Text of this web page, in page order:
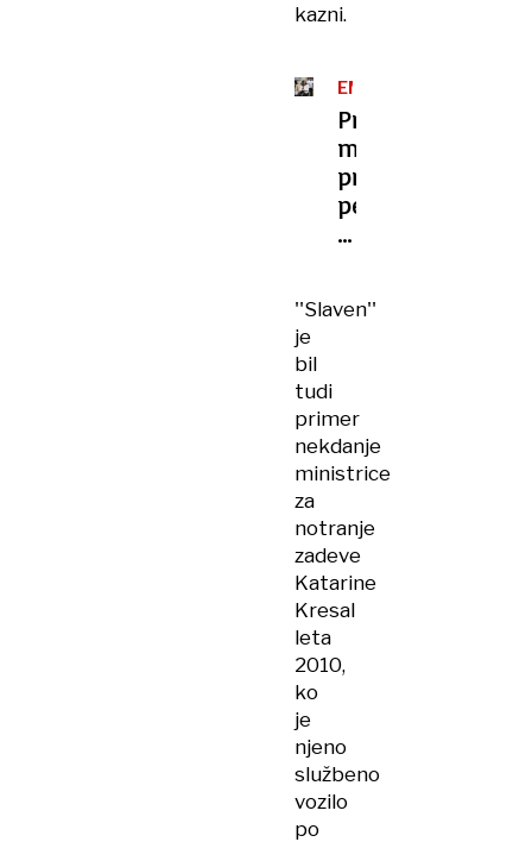
kazni.
EMILIJA
STOJMENOVA
DUH
Prehitra
ministrica:
pred
petkovo
interpelacijo
izgubila
''Slaven''
je
bil
tudi
primer
nekdanje
ministrice
za
notranje
zadeve
Katarine
Kresal
leta
2010,
ko
je
njeno
službeno
vozilo
po